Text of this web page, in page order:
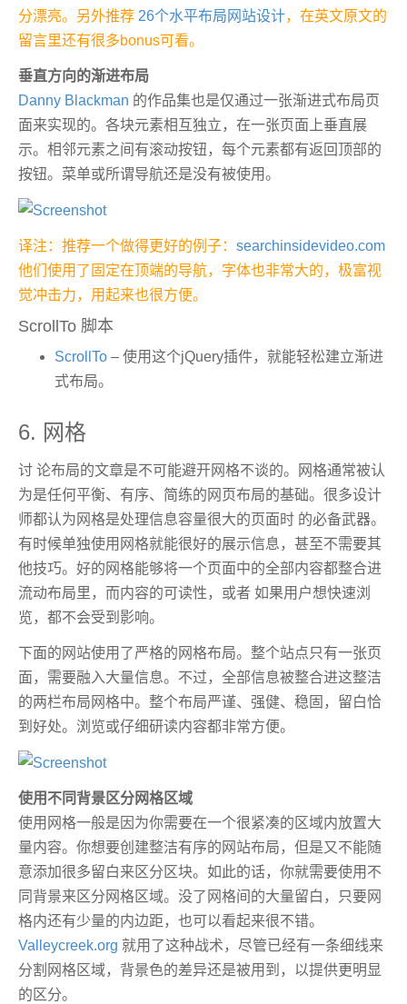
分漂亮。另外推荐 26个水平布局网站设计，在英文原文的
留言里还有很多bonus可看。
垂直方向的渐进布局
Danny Blackman 的作品集也是仅通过一张渐进式布局页
面来实现的。各块元素相互独立，在一张页面上垂直展
示。相邻元素之间有滚动按钮，每个元素都有返回顶部的
按钮。菜单或所谓导航还是没有被使用。
译注：推荐一个做得更好的例子： searchinsidevideo.com
他们使用了固定在顶端的导航，字体也非常大的，极富视
觉冲击力，用起来也很方便。
ScrollTo 脚本
ScrollTo – 使用这个jQuery插件，就能轻松建立渐进
式布局。
6. 网格
讨 论布局的文章是不可能避开网格不谈的。网格通常被认
为是任何平衡、有序、简练的网页布局的基础。很多设计
师都认为网格是处理信息容量很大的页面时 的必备武器。
有时候单独使用网格就能很好的展示信息，甚至不需要其
他技巧。好的网格能够将一个页面中的全部内容都整合进
流动布局里，而内容的可读性，或者 如果用户想快速浏
览，都不会受到影响。
下面的网站使用了严格的网格布局。整个站点只有一张页
面，需要融入大量信息。不过，全部信息被整合进这整洁
的两栏布局网格中。整个布局严谨、强健、稳固，留白恰
到好处。浏览或仔细研读内容都非常方便。
使用不同背景区分网格区域
使用网格一般是因为你需要在一个很紧凑的区域内放置大
量内容。你想要创建整洁有序的网站布局，但是又不能随
意添加很多留白来区分区块。如此的话，你就需要使用不
同背景来区分网格区域。没了网格间的大量留白，只要网
格内还有少量的内边距，也可以看起来很不错。
Valleycreek.org 就用了这种战术，尽管已经有一条细线来
分割网格区域，背景色的差异还是被用到，以提供更明显
的区分。